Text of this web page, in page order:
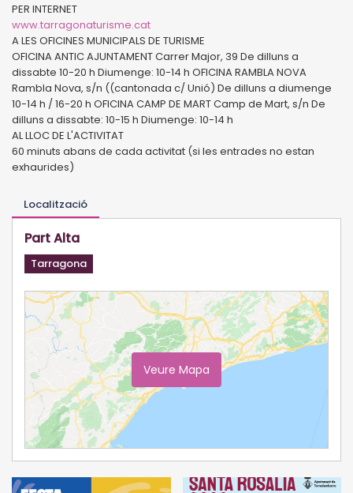
PER INTERNET
www.tarragonaturisme.cat
A LES OFICINES MUNICIPALS DE TURISME
OFICINA ANTIC AJUNTAMENT Carrer Major, 39 De dilluns a
dissabte 10-20 h Diumenge: 10-14 h OFICINA RAMBLA NOVA
Rambla Nova, s/n ((cantonada c/ Unió) De dilluns a diumenge
10-14 h / 16-20 h OFICINA CAMP DE MART Camp de Mart, s/n De
dilluns a dissabte: 10-15 h Diumenge: 10-14 h
AL LLOC DE L'ACTIVITAT
60 minuts abans de cada activitat (si les entrades no estan
exhaurides)
Localització
Part Alta
Tarragona
Veure Mapa